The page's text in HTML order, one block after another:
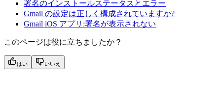
署名のインストールステータスとエラー
Gmail の設定は正しく構成されていますか?
Gmail iOS アプリ:署名が表示されない
このページは役に立ちましたか？
はい いいえ